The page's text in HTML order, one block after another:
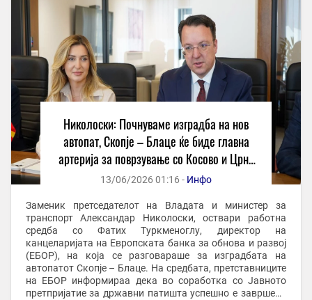
Николоски: Почнуваме изградба на нов
автопат, Скопје – Блаце ќе биде главна
артерија за поврзување со Косово и Црна
Гора
13/06/2026 01:16 - Инфо
Заменик претседателот на Владата и министер за
транспорт Александар Николоски, оствари работна
средба со Фатих Туркменоглу, директор на
канцеларијата на Европската банка за обнова и развој
(ЕБОР), на која се разговараше за изградбата на
автопатот Скопје – Блаце. На средбата, претставниците
на ЕБОР информираа дека во соработка со Јавното
претпријатие за државни патишта успешно е завршена